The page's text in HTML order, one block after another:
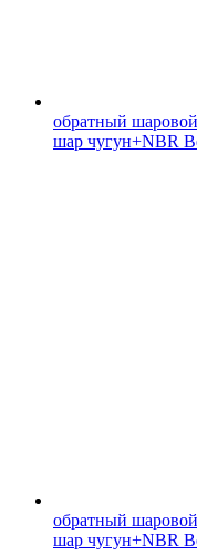
обратный
шар чугун+NBR
обратный
шар чугун+NBR